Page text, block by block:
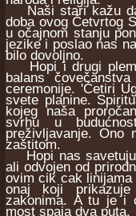
Naši stari kažu
doba ovog Četvrtog
u očajnom stanju
jezike i poslao nas
bilo dovoljno.
Hopi i drugi
balans
ceremonije. 'Četiri
svete planine.
kojeg naša
svrhu u
preživljavanje. Ono
zaštitom.
Hopi nas savetuju:
ali odvojen od
ovim cik cak
onaj koji
zakonima. A tu je i
most spaja dva puta.